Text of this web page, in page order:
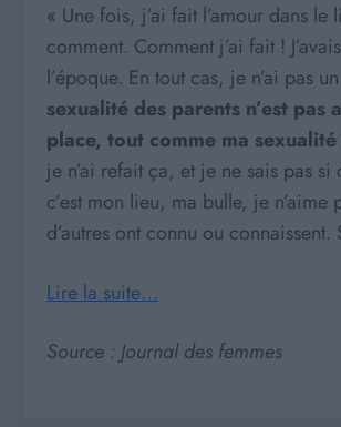
« Une fois, j’ai fait l’amour dans
comment. Comment j’ai fait !
l’époque. En tout cas, je n’ai pas
sexualité des parents n’est
place, tout comme ma
je n’ai refait ça, et je ne sais pas
c’est mon lieu, ma bulle, je
d’autres ont connu ou
Lire la suite…
Source : Journal des femmes